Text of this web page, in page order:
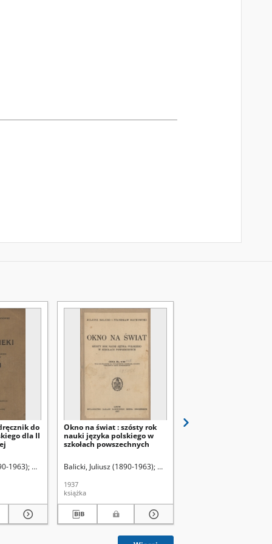
do
dla II
1963) Maykowski, Stanisław (1880-1961)
Okno na świat : szósty rok
nauki języka polskiego w
szkołach powszechnych
Balicki, Juliusz (1890-1963) Maykowski, Stanisław (1880-
1937
książka